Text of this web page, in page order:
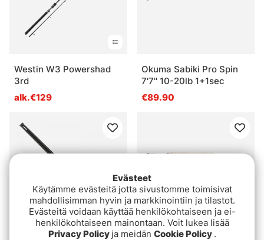
Westin W3 Powershad
3rd
alk.€129
Okuma Sabiki Pro Spin
7'7'' 10-20lb 1+1sec
€89.90
Evästeet
Käytämme evästeitä jotta sivustomme toimisivat
mahdollisimman hyvin ja markkinointiin ja tilastot.
Evästeitä voidaan käyttää henkilökohtaiseen ja ei-
henkilökohtaiseen mainontaan. Voit lukea lisää
Privacy Policy ja meidän Cookie Policy .